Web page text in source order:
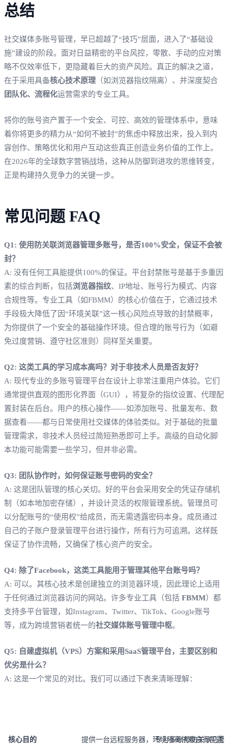
总结
社交媒体多账号管理，早已超越了“技巧”层面，进入了“基础设
施”建设的阶段。面对日益精密的平台风控，零散、手动的应对策
略不仅效率低下，更隐藏着巨大的资产风险。真正的解决之道，
在于采用具备核心技术原理 （如浏览器指纹隔离）、并深度契合
团队化、流程化运营需求的专业工具。
将你的账号资产置于一个安全、可控、高效的管理体系中，意味
着你将更多的精力从“如何不被封”的焦虑中释放出来，投入到内
容创作、策略优化和用户互动这些真正创造业务价值的工作上。
在2026年的全球数字营销战场，这种从防御到进攻的思维转变，
正是构建持久竞争力的关键一步。
常见问题 FAQ
Q1: 使用防关联浏览器管理多账号，是否100%安全，保证不会被
封？
A: 没有任何工具能提供100%的保证。平台封禁账号是基于多重因
素的综合判断，包括浏览器指纹、IP地址、账号行为模式、内容
合规性等。专业工具（如FBMM）的核心价值在于，它通过技术
手段极大降低了因“环境关联”这一核心风险点导致的封禁概率，
为你提供了一个安全的基础操作环境。但合理的账号行为（如避
免过度营销、遵守社区准则）同样至关重要。
Q2: 这类工具的学习成本高吗？对于非技术人员是否友好？
A: 现代专业的多账号管理平台在设计上非常注重用户体验。它们
通常提供直观的图形化界面（GUI），将复杂的指纹设置、代理配
置封装在后台。用户的核心操作——如添加账号、批量发布、数
据查看——都与日常使用社交媒体的体验类似。对于基础的批量
管理需求，非技术人员经过简短熟悉即可上手。高级的自动化脚
本功能可能需要一些学习，但并非必需。
Q3: 团队协作时，如何保证账号密码的安全？
A: 这是团队管理的核心关切。好的平台会采用安全的凭证存储机
制（如本地加密存储），并设计灵活的权限管理系统。管理员可
以分配账号的“使用权”给成员，而无需透露密码本身。成员通过
自己的子账户登录管理平台进行操作，所有行为可追溯。这样既
保证了协作流畅，又确保了核心资产的安全。
Q4: 除了Facebook，这类工具能用于管理其他平台账号吗？
A: 可以。其核心技术是创建独立的浏览器环境，因此理论上适用
于任何通过浏览器访问的网站。许多专业工具（包括 FBMM）都
支持多平台管理，如Instagram、Twitter、TikTok、Google账号
等，成为跨境营销者统一的社交媒体账号管理中枢。
Q5: 自建虚拟机（VPS）方案和采用SaaS管理平台，主要区别和
优劣是什么？
A: 这是一个常见的对比。我们可以通过下表来清晰理解：
核心目的 提供一台远程服务器，环境隔离依赖自行配置
专为多账号防关联与